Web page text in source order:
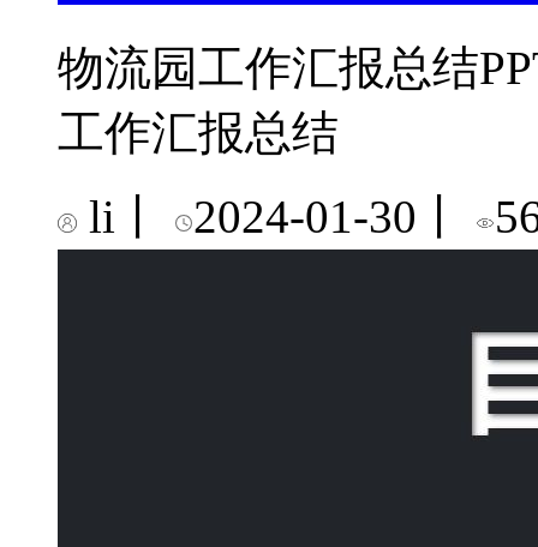
物流园工作汇报总结
工作汇报总结
li
2024-01-30